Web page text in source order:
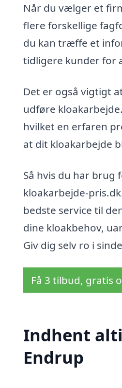
Når du vælger et
flere forskellige
du kan træffe et
tidligere kunder for
Det er også vigtigt
udføre
hvilket en erfaren
at dit kloakarbejde
Så hvis du har brug
kloakarbejde-
bedste service til
dine kloakbehov,
Giv dig selv ro i
Få 3 tilbud, gratis
Indhent
Endrup